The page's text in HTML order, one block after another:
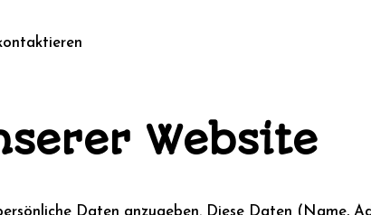
Website
Daten anzugeben. Diese Daten (Name,